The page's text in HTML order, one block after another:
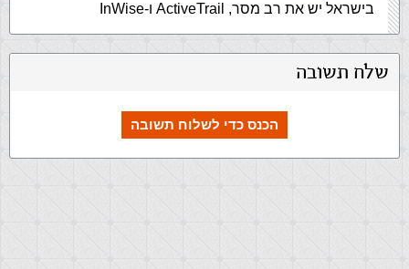
בישראל יש את רב מסר, ActiveTrail ו-InWise
שלח תשובה
הכנס כדי לשלוח תשובה